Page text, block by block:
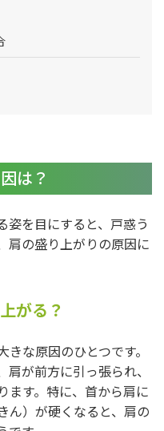
は？
姿を目にすると、戸惑う
肩の盛り上がりの原因に
がる？
な原因のひとつです。
が前方に引っ張られ、
ます。特に、首から肩に
ん）が硬くなると、肩の